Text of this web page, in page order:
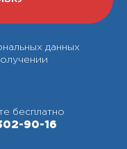
данных
бесплатно
90-16